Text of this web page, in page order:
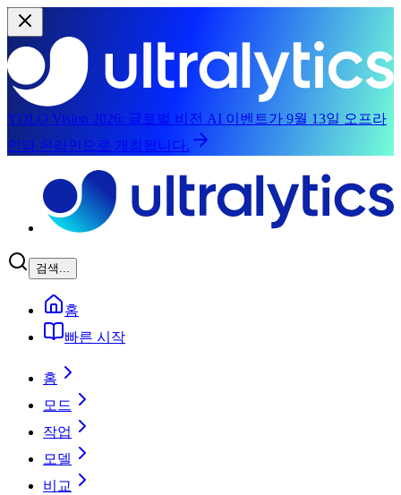
YOLO Vision 2026: 글로벌 비전 AI 이벤트가 9월 13일 오프라
인과 온라인으로 개최됩니다.
검색...
홈
빠른 시작
홈
모드
작업
모델
비교